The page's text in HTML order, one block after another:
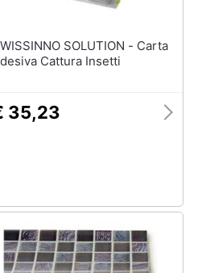
SOLUTION - Carta
Cattura Insetti
35,23